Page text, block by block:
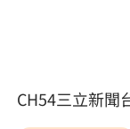
CH54三立新聞